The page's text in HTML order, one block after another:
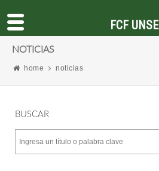
NOTICIAS
home noticias
BUSCAR
FCF UNSE